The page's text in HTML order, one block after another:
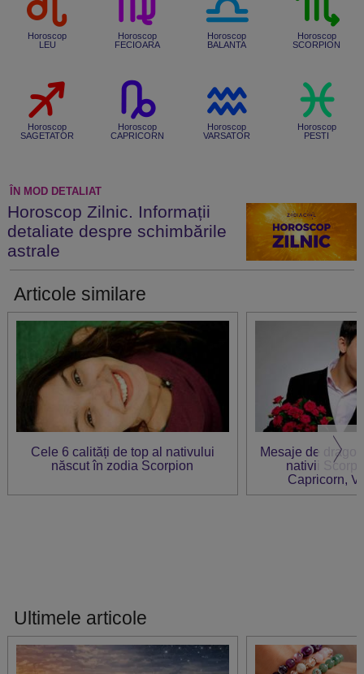
Horoscop
LEU
Horoscop
FECIOARA
Horoscop
BALANTA
Horoscop
SCORPION
Horoscop
SAGETATOR
Horoscop
CAPRICORN
Horoscop
VARSATOR
Horoscop
PESTI
ÎN MOD DETALIAT
Horoscop Zilnic. Informații
detaliate despre schimbările
astrale
Articole similare
Cele 6 calități de top al nativului
născut în zodia Scorpion
Mesaje de
nativii
Capricorn,
Ultimele articole